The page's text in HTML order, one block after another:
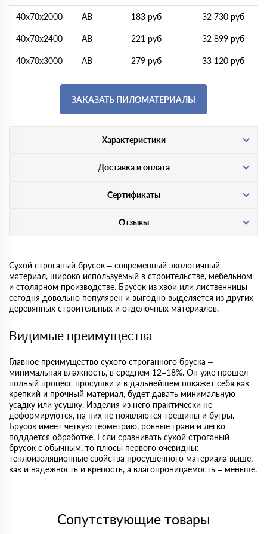
40х70х2000 AB 183 руб 32 730 руб
40х70х2400 AB 221 руб 32 899 руб
40х70х3000 AB 279 руб 33 120 руб
ЗАКАЗАТЬ ПИЛОМАТЕРИАЛЫ
Характеристики
Доставка и оплата
Сертификаты
Отзывы
Сухой строганый брусок – современный экологичный
материал, широко используемый в строительстве, мебельном
и столярном производстве. Брусок из хвои или лиственницы
сегодня довольно популярен и выгодно выделяется из других
деревянных строительных и отделочных материалов.
Видимые преимущества
Главное преимущество сухого строганного бруска –
минимальная влажность, в среднем 12–18%. Он уже прошел
полный процесс просушки и в дальнейшем покажет себя как
крепкий и прочный материал, будет давать минимальную
усадку или усушку. Изделия из него практически не
деформируются, на них не появляются трещины и бугры.
Брусок имеет четкую геометрию, ровные грани и легко
поддается обработке. Если сравнивать сухой строганый
брусок с обычным, то плюсы первого очевидны:
теплоизоляционные свойства просушенного материала выше,
как и надежность и крепость, а влагопроницаемость – меньше.
Сопутствующие товары